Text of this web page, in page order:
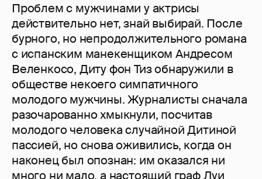
Проблем с мужчинами у актрисы
действительно нет, знай выбирай. После
бурного, но непродолжительного романа
с испанским манекенщиком Андресом
Веленкосо, Диту фон Тиз обнаружили в
обществе некоего симпатичного
молодого мужчины. Журналисты сначала
разочарованно хмыкнули, посчитав
молодого человека случайной Дитиной
пассией, но снова оживились, когда он
наконец был опознан: им оказался ни
много ни мало, а настоящий граф Луи